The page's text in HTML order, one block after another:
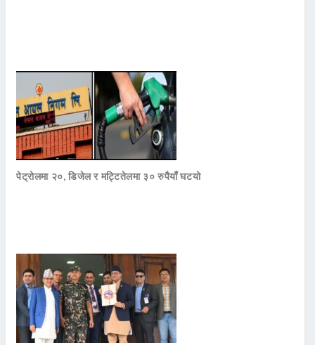
पेट्रोलमा २०, डिजेल र मट्टितेलमा ३० रुपैयाँ घटयो